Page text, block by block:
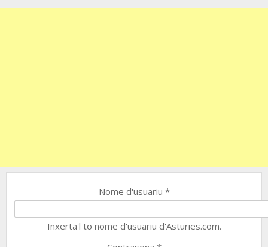
Nome d'usuariu *
Inxerta'l to nome d'usuariu d'Asturies.com.